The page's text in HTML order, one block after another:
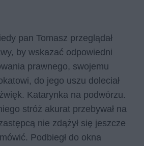
pan Tomasz przeglądał
by wskazać odpowiedni
prawnego, swojemu
do jego uszu doleciał
Katarynka na podwórzu.
stróż akurat przebywał na
nie zdążył się jeszcze
Podbiegł do okna